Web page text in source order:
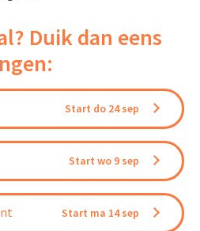
Duik dan eens
Start do 24 sep
Start wo 9 sep
Start ma 14 sep